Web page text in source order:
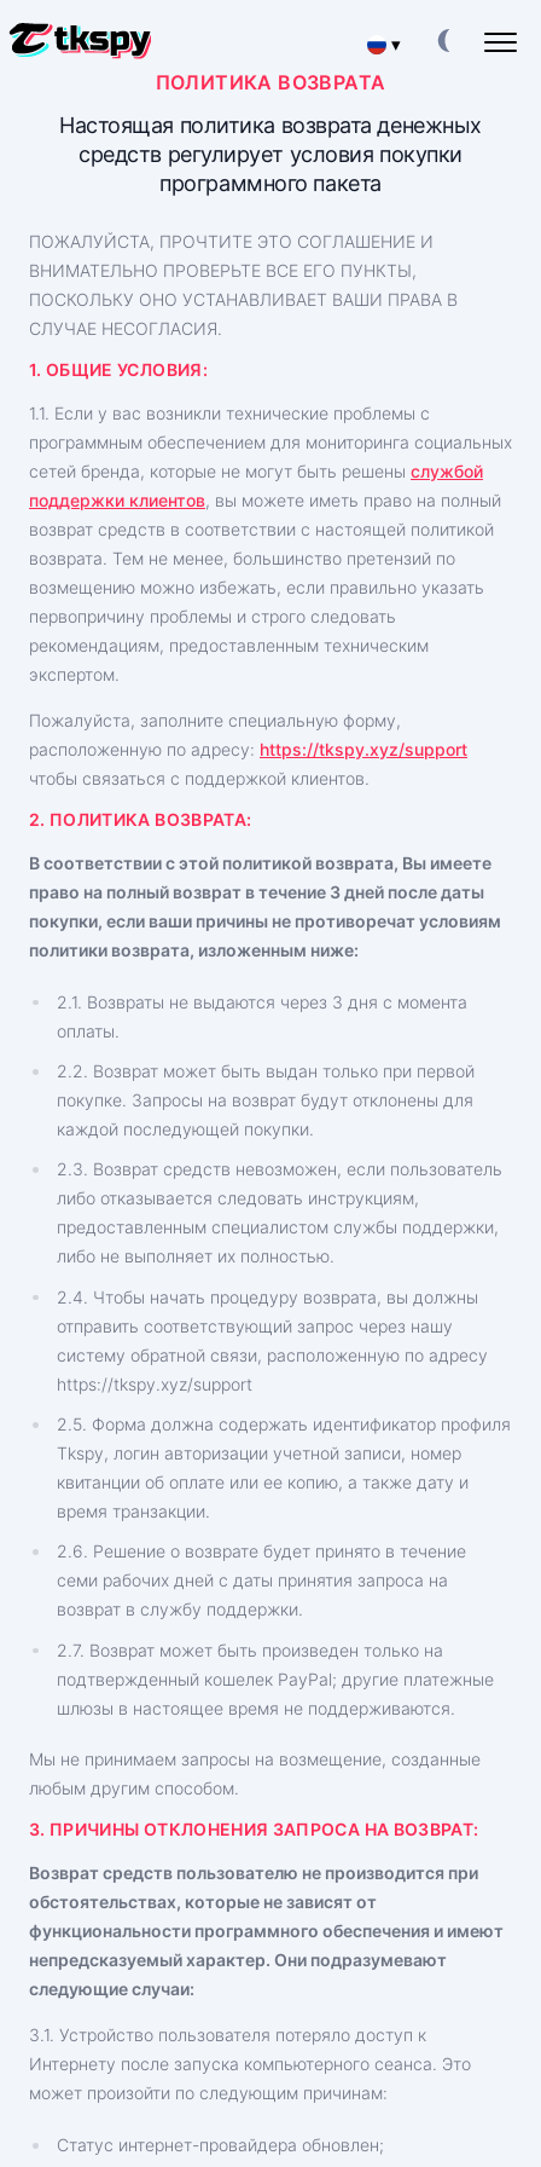
▾
ВЗЛОМАТЬ ТИКТОК ЧАТ
Прочитать чужую переписку
ВОССТАНОВИТЬ ТИКТОК
ОПРЕДЕЛИТЬ МЕСТОПОЛОЖЕНИЕ ТИКТОК
Узнать, где находится пользователь
ОТСЛЕДИТЬ ТИКТОК
Приложение для отслеживания
ГЕНЕРАТОР ТИКТОК ПОДПИСЧИКОВ
Приложение накрутки подписчиков
Тарифы
Вопросы
Партнерская программа
О нас
Особенности
Отзывы
ПОЛИТИКА ВОЗВРАТА
Настоящая политика возврата денежных
средств регулирует условия покупки
программного пакета
ПОЖАЛУЙСТА, ПРОЧТИТЕ ЭТО СОГЛАШЕНИЕ И
ВНИМАТЕЛЬНО ПРОВЕРЬТЕ ВСЕ ЕГО ПУНКТЫ,
ПОСКОЛЬКУ ОНО УСТАНАВЛИВАЕТ ВАШИ ПРАВА В
СЛУЧАЕ НЕСОГЛАСИЯ.
1. ОБЩИЕ УСЛОВИЯ:
1.1. Если у вас возникли технические проблемы с
программным обеспечением для мониторинга социальных
сетей бренда, которые не могут быть решены службой
поддержки клиентов, вы можете иметь право на полный
возврат средств в соответствии с настоящей политикой
возврата. Тем не менее, большинство претензий по
возмещению можно избежать, если правильно указать
первопричину проблемы и строго следовать
рекомендациям, предоставленным техническим
экспертом.
Пожалуйста, заполните специальную форму,
расположенную по адресу: https://tkspy.xyz/support
чтобы связаться с поддержкой клиентов.
2. ПОЛИТИКА ВОЗВРАТА:
В соответствии с этой политикой возврата, Вы имеете
право на полный возврат в течение 3 дней после даты
покупки, если ваши причины не противоречат условиям
политики возврата, изложенным ниже:
2.1. Возвраты не выдаются через 3 дня с момента
оплаты.
2.2. Возврат может быть выдан только при первой
покупке. Запросы на возврат будут отклонены для
каждой последующей покупки.
2.3. Возврат средств невозможен, если пользователь
либо отказывается следовать инструкциям,
предоставленным специалистом службы поддержки,
либо не выполняет их полностью.
2.4. Чтобы начать процедуру возврата, вы должны
отправить соответствующий запрос через нашу
систему обратной связи, расположенную по адресу
https://tkspy.xyz/support
2.5. Форма должна содержать идентификатор профиля
Tkspy, логин авторизации учетной записи, номер
квитанции об оплате или ее копию, а также дату и
время транзакции.
2.6. Решение о возврате будет принято в течение
семи рабочих дней с даты принятия запроса на
возврат в службу поддержки.
2.7. Возврат может быть произведен только на
подтвержденный кошелек PayPal; другие платежные
шлюзы в настоящее время не поддерживаются.
Мы не принимаем запросы на возмещение, созданные
любым другим способом.
3. ПРИЧИНЫ ОТКЛОНЕНИЯ ЗАПРОСА НА ВОЗВРАТ:
Возврат средств пользователю не производится при
обстоятельствах, которые не зависят от
функциональности программного обеспечения и имеют
непредсказуемый характер. Они подразумевают
следующие случаи:
3.1. Устройство пользователя потеряло доступ к
Интернету после запуска компьютерного сеанса. Это
может произойти по следующим причинам:
Статус интернет-провайдера обновлен;